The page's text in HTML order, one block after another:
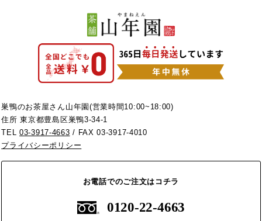
巣鴨のお茶屋さん山年園(営業時間10:00~18:00)
住所 東京都豊島区巣鴨3-34-1
TEL03-3917-4663 / FAX 03-3917-4010
プライバシーポリシー
お電話でのご注文はコチラ
0120-22-4663